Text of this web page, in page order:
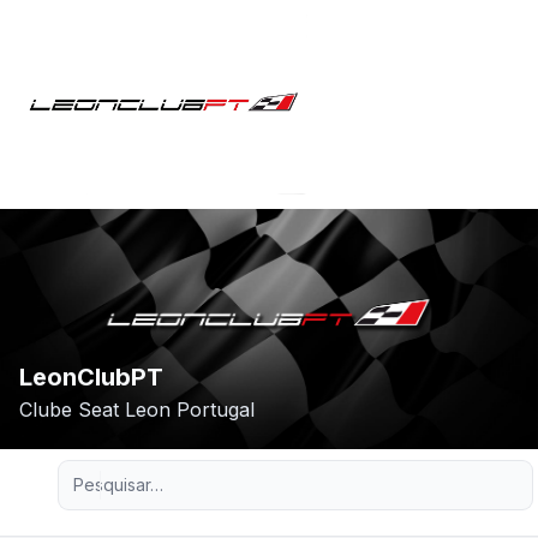
LeonClubPT
Clube Seat Leon Portugal
Pesquisa avançada